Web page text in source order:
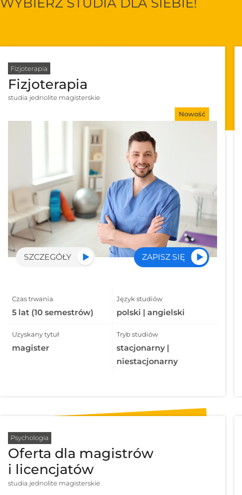
Fizjoterapia
Fizjoterapia
studia jednolite magisterskie
Nowość
SZCZEGÓŁY ZAPISZ SIĘ
Czas trwania
5 lat (10 semestrów)
Język studiów
polski | angielski
Uzyskany tytuł
magister
Tryb studiów
stacjonarny |
niestacjonarny
Psychologia
Oferta dla magistrów
i licencjatów
studia jednolite magisterskie